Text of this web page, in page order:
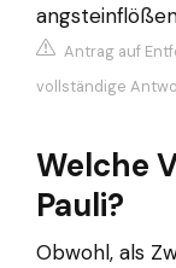
Antrag auf
vollständige
Welche
Pauli?
Obwohl, als